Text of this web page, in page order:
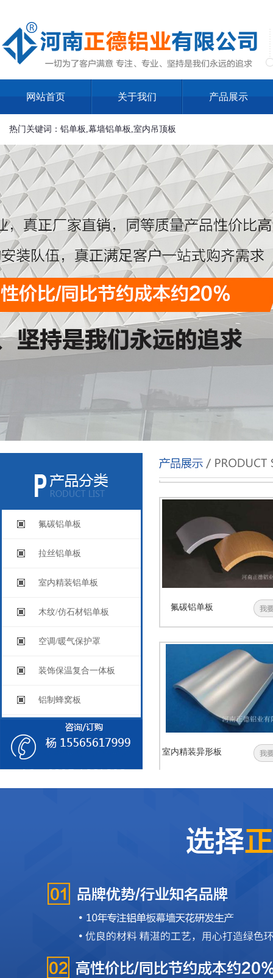
网站首页 关于我们 产品展示
热门关键词：铝单板,幕墙铝单板,室内吊顶板
氟碳铝单板
拉丝铝单板
室内精装铝单板
木纹/仿石材铝单板
空调/暖气保护罩
装饰保温复合一体板
铝制蜂窝板
瓦楞复合铝板
氟碳铝单板
氟碳铝单板
氟碳铝单板
室内精装异形板